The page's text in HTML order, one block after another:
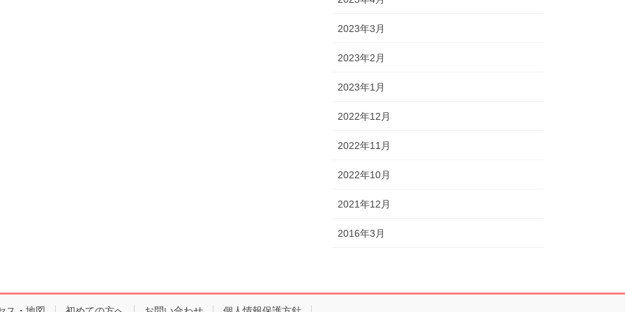
2023年3月
2023年2月
2023年1月
2022年12月
2022年11月
2022年10月
2021年12月
2016年3月